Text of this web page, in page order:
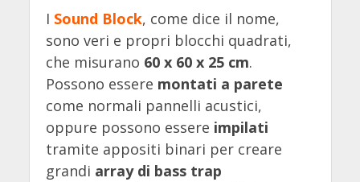
I Sound Block, come dice il nome,
sono veri e propri blocchi quadrati,
che misurano 60 x 60 x 25 cm.
Possono essere montati a parete
come normali pannelli acustici,
oppure possono essere impilati
tramite appositi binari per creare
grandi array di bass trap